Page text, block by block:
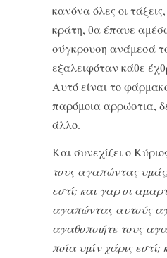
κανόνα όλες οι
κράτη, θα έπαυε
σύγκρουση ανάμεσά
εξαλειφόταν κάθε
Αυτό είναι το
παρόμοια αρρώστια,
άλλο.
Και συνεχίζει ο
τους αγαπώντας
εστί; και γαρ οι
αγαπώντας αυτούς
αγαθοποιήτε τους
ποία υμίν χάρις εστί;